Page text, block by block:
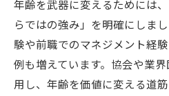
長期経営のためのネ
用法
JNA制度を活かした
ポイント
年齢を武器に変えるためには
らではの強み」を明確にしま
験や前職でのマネジメント経
例も増えています。協会や業
用し、年齢を価値に変える道筋